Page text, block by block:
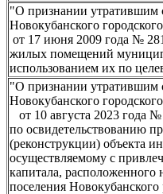
"О признании утратившим
Новокубанского
от 17 июня 2009 года №
жилых помещений
использованием их по
"О признании утратившим
Новокубанского
от 10 августа 2023 года
по освидетельствованию
(реконструкции) объекта
осуществляемому с
капитала, расположенного
поселения Новокубанского